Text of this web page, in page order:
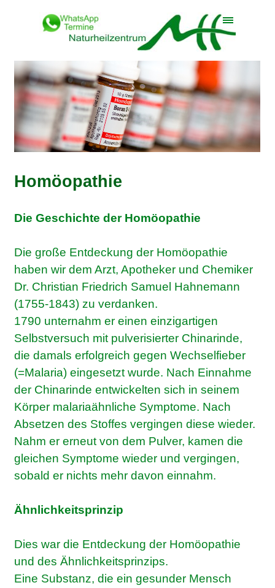
Menü überspringen
Homöopathie
Die Geschichte der Homöopathie
Die große Entdeckung der Homöopathie
haben wir dem Arzt, Apotheker und Chemiker
Dr. Christian Friedrich Samuel Hahnemann
(1755-1843) zu verdanken.
1790 unternahm er einen einzigartigen
Selbstversuch mit pulverisierter Chinarinde,
die damals erfolgreich gegen Wechselfieber
(=Malaria) eingesetzt wurde. Nach Einnahme
der Chinarinde entwickelten sich in seinem
Körper malariaähnliche Symptome. Nach
Absetzen des Stoffes vergingen diese wieder.
Nahm er erneut von dem Pulver, kamen die
gleichen Symptome wieder und vergingen,
sobald er nichts mehr davon einnahm.
Ähnlichkeitsprinzip
Dies war die Entdeckung der Homöopathie
und des Ähnlichkeitsprinzips.
Eine Substanz, die ein gesunder Mensch